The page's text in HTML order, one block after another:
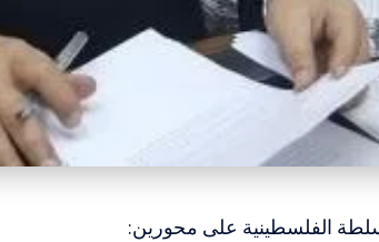
الفلسطينية على محورين: